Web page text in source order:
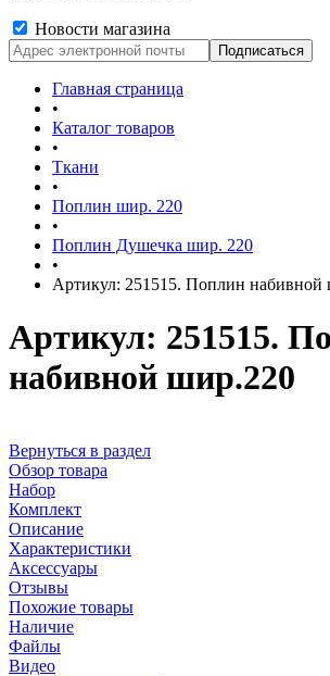
Новости магазина
Главная страница
•
Каталог товаров
•
Ткани
•
Поплин шир. 220
•
Поплин Душечка шир. 220
•
Артикул: 251515. Поплин набивной
Артикул: 251515.
набивной шир.220
Вернуться в раздел
Обзор товара
Набор
Комплект
Описание
Характеристики
Аксессуары
Отзывы
Похожие товары
Наличие
Файлы
Видео